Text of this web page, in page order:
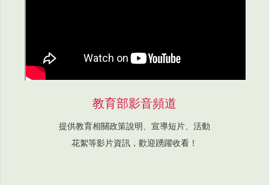
教育部影音頻道
提供教育相關政策說明、宣導短片、活動
花絮等影片資訊，歡迎踴躍收看！